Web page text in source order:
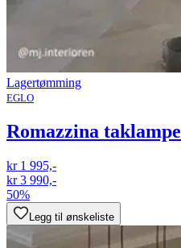
Lagertømming
EGLO
Romazzina
kr 1 995,-
kr 3 990,-
50%
Legg til ønskeliste